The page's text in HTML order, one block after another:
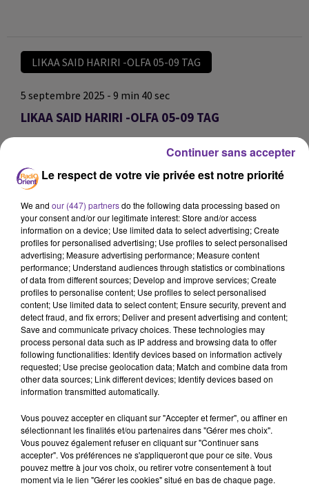
LIKAA SAID HARIRI -OLFA 05-09 TAG
5 septembre 2025 - 9 min 40 sec
LIKAA SAID HARIRI -OLFA 05-09 TAG
LIKAA SAID HARIRI -OLFA 05-09 TAG
LIKAA SAID HARIRI -OLFA 05-09 TAG
0:00 9 min 40 sec
SUR LE MÊME SUJET
DOUROUB AL NOUJOUM TRIO
JUBRAN-OLFA 05-11 PA_
Le respect de votre vie privée est notre priorité
We and our (447) partnersdo the following data processing based on
your consent and/or our legitimate interest: Store and/or access
information on a device; Use limited data to select advertising; Create
profiles for personalised advertising; Use profiles to select personalised
advertising; Measure advertising performance; Measure content
performance; Understand audiences through statistics or combinations
of data from different sources; Develop and improve services; Create
profiles to personalise content; Use profiles to select personalised
content; Use limited data to select content; Ensure security, prevent and
detect fraud, and fix errors; Deliver and present advertising and content;
Save and communicate privacy choices. These technologies may
process personal data such as IP address and browsing data to offer
following functionalities: Identify devices based on information actively
requested; Use precise geolocation data; Match and combine data from
other data sources; Link different devices; Identify devices based on
information transmitted automatically.
Vous pouvez accepter en cliquant sur "Accepter et fermer", ou affiner en
sélectionnant les finalités et/ou partenaires dans "Gérer mes choix".
Vous pouvez également refuser en cliquant sur "Continuer sans
accepter". Vos préférences ne s'appliqueront que pour ce site. Vous
pouvez mettre à jour vos choix, ou retirer votre consentement à tout
moment via le lien "Gérer les cookies" situé en bas de chaque page.
Continuer sans accepter